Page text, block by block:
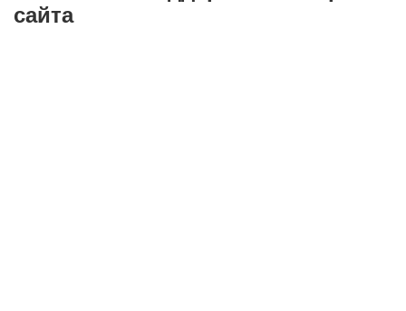
сайта